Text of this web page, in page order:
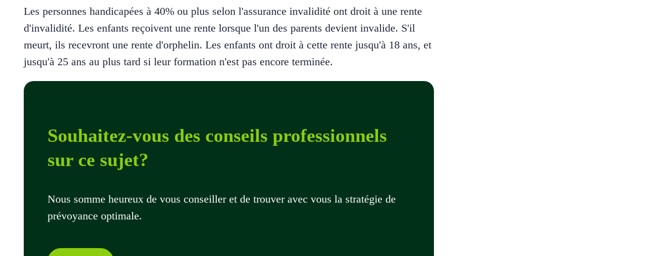
Les personnes handicapées à 40% ou plus selon l'assurance invalidité ont droit à une rente
d'invalidité. Les enfants reçoivent une rente lorsque l'un des parents devient invalide. S'il
meurt, ils recevront une rente d'orphelin. Les enfants ont droit à cette rente jusqu'à 18 ans, et
jusqu'à 25 ans au plus tard si leur formation n'est pas encore terminée.
Souhaitez-vous des conseils professionnels
sur ce sujet?
Nous somme heureux de vous conseiller et de trouver avec vous la stratégie de
prévoyance optimale.